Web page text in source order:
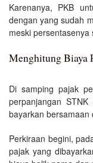
Karenanya, PKB
dengan yang sudah
meski persentasenya
Menghitung Biaya
Di samping pajak
perpanjangan
bayarkan bersamaan
Perkiraan begini,
pajak yang